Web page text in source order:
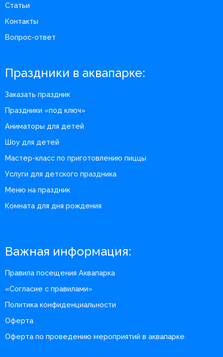
Статьи
Контакты
Вопрос-ответ
Праздники в аквапарке:
Заказать праздник
Праздники «под ключ»
Аниматоры для детей
Шоу для детей
Мастер-класс по приготовлению пиццы
Услуги для детского праздника
Меню на праздник
Комната для дня рождения
Важная информация:
Правила посещения Аквапарка
«Согласие с правилами»
Политика конфиденциальности
Оферта
Оферта по проведению мероприятий в аквапарке